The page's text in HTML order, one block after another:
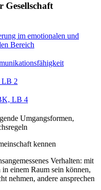
Gesellschaft
im emotionalen und
Bereich
LB 2
LB 4
Umgangsformen,
kennen
Verhalten: mit
in einem Raum sein können,
nehmen, andere ansprechen